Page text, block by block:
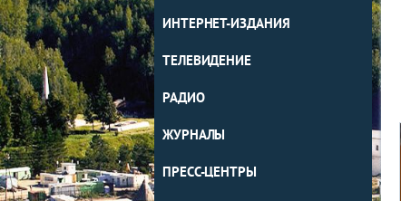
ИНТЕРНЕТ-ИЗДАНИЯ
ТЕЛЕВИДЕНИЕ
РАДИО
ЖУРНАЛЫ
ПРЕСС-ЦЕНТРЫ